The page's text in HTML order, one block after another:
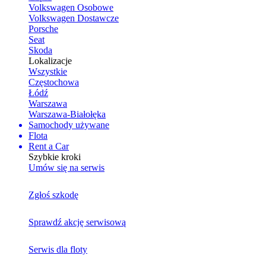
Volkswagen Osobowe
Volkswagen Dostawcze
Porsche
Seat
Skoda
Lokalizacje
Wszystkie
Częstochowa
Łódź
Warszawa
Warszawa-Białołęka
Samochody używane
Flota
Rent a Car
Szybkie kroki
Umów się na serwis
Zgłoś szkodę
Sprawdź akcję serwisową
Serwis dla floty